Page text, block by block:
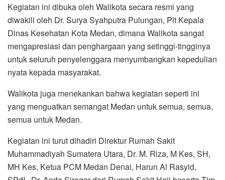
Kegiatan ini dibuka oleh Walikota secara resmi yang
diwakili oleh Dr. Surya Syahputra Pulungan, Plt Kepala
Dinas Kesehatan Kota Medan, dimana Walikota sangat
mengapresiasi dan penghargaan yang setinggi-tingginya
untuk seluruh penyelenggara menyumbangkan kepedulian
nyata kepada masyarakat.
Walikota juga menekankan bahwa kegiatan seperti ini
yang menguatkan semangat Medan untuk semua, semua,
semua untuk Medan.
Kegiatan ini turut dihadiri Direktur Rumah Sakit
Muhammadiyah Sumatera Utara, Dr. M. Riza, M Kes, SH,
MH Kes, Ketua PCM Medan Denai, Harun Al Rasyid,